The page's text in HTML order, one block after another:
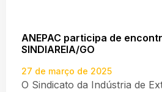
ANEPAC participa de
SINDIAREIA/GO
27 de março de 2025
O Sindicato da Indústria de